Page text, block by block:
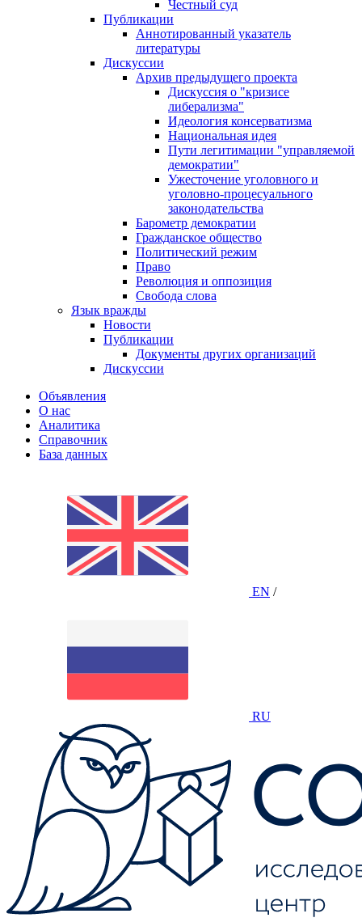
Честный суд
Публикации
Аннотированный указатель
литературы
Дискуссии
Архив предыдущего проекта
Дискуссия о "кризисе
либерализма"
Идеология консерватизма
Национальная идея
Пути легитимации "управляемой
демократии"
Ужесточение уголовного и
уголовно-процесуального
законодательства
Барометр демократии
Гражданское общество
Политический режим
Право
Революция и оппозиция
Свобода слова
Язык вражды
Новости
Публикации
Документы других организаций
Дискуссии
Объявления
О нас
Аналитика
Справочник
База данных
EN /
RU